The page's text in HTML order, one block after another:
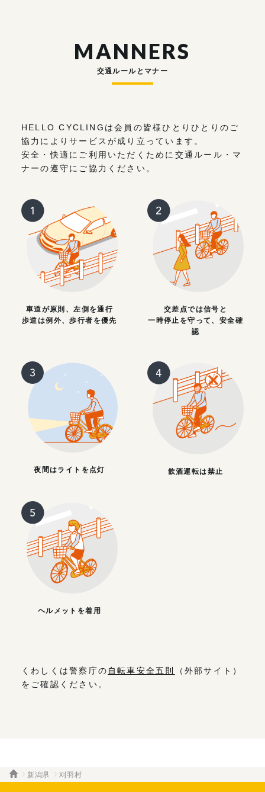
MANNERS
交通ルールとマナー
HELLO CYCLINGは会員の皆様ひとりひとりのご
協力によりサービスが成り立っています。
安全・快適にご利用いただくために交通ルール・マ
ナーの遵守にご協力ください。
車道が原則、左側を通行
歩道は例外、歩行者を優先
交差点では信号と
一時停止を守って、安全確
認
夜間はライトを点灯 飲酒運転は禁止
ヘルメットを着用
くわしくは警察庁の 自転車安全五則
（外部サイト）
をご確認ください。
新潟県 刈羽村